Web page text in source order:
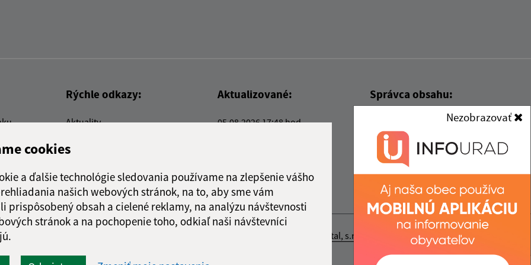
cookies
a ďalšie technológie sledovania používame na zlepšenie vášho
našich webových stránok, na to, aby sme vám
prispôsobený obsah a cielené reklamy, na analýzu návštevnosti
stránok a na pochopenie toho, odkiaľ naši návštevníci
Nezobrazovať
Rýchle odkazy:
Aktuality
E-služby
Triedenie odpadu
Aktualizované:
05.08.2026 17:48 hod.
Správca obsahu:
Správca obsahu je Obec Kysak.
Vytvorené v súlade s
dizajn manuálom elektronických
služieb.
spoločnosť webex.digital, s.r.o.